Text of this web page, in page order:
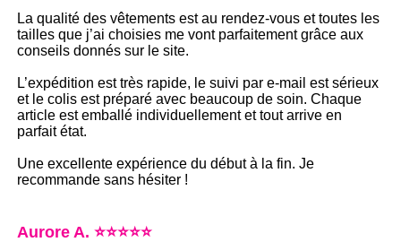
La qualité des vêtements est au rendez-vous et toutes les
tailles que j’ai choisies me vont parfaitement grâce aux
conseils donnés sur le site.
L’expédition est très rapide, le suivi par e-mail est sérieux
et le colis est préparé avec beaucoup de soin. Chaque
article est emballé individuellement et tout arrive en
parfait état.
Une excellente expérience du début à la fin. Je
recommande sans hésiter !
Aurore A. ⭐⭐⭐⭐⭐